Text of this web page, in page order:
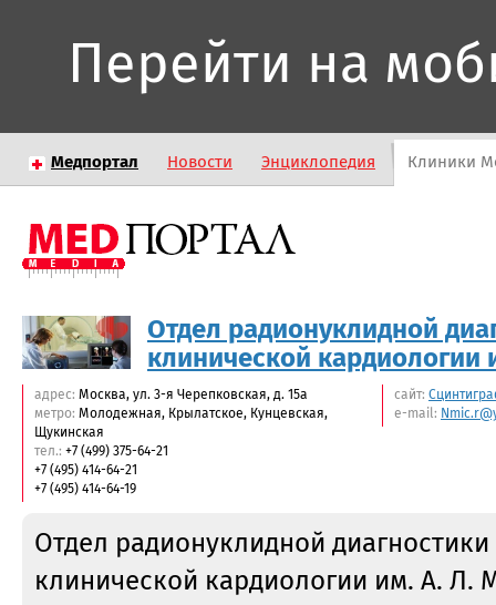
Перейти на
Медпортал Новости Энциклопедия Клиники
Отдел радионуклидной
клинической кардиологии
адрес: Москва, ул. 3-я Черепковская, д. 15а
метро: Молодежная, Крылатское, Кунцевская,
Щукинская
тел.: +7 (499) 375-64-21
+7 (495) 414-64-21
+7 (495) 414-64-19
сайт:
e-mail:
Отдел радионуклидной диагностики
клинической кардиологии им. А. Л.